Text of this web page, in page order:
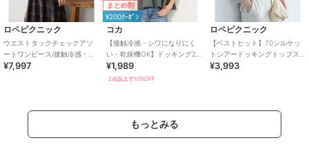
ロペピクニック
ウエストタックチェックアソ
ートワンピース/接触冷感・防
シワ・リンクコーデ
¥7,997
まとめ割
¥200ｸｰﾎﾟﾝ
コカ
【接触冷感・シワになりにく
い・乾燥機OK】ドッキング2
段フリルTシャツ 全2色
¥1,989
2点以上で10%OFF
ロペピクニック
【ベストヒット】70シルケッ
トシアードッキングトップス/
着丈が選べる・UVカット・接
¥3,993
もっとみる